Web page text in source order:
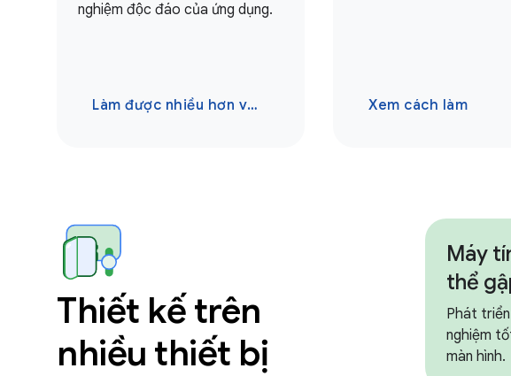
nghiệm độc đáo của ứng dụng.
Làm được nhiều hơn với ít công sức hơn Xem cách làm
Thiết kế trên
nhiều thiết bị
Máy
thể
Phát
nghiệm
màn hình.